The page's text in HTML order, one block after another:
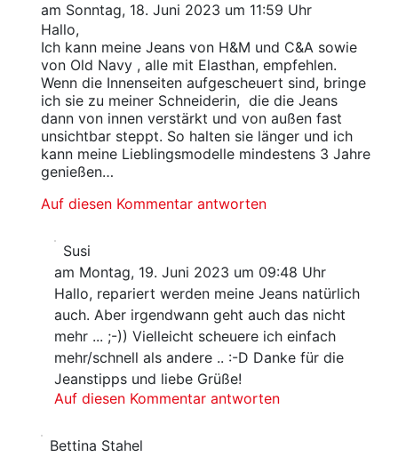
am Sonntag, 18. Juni 2023 um 11:59 Uhr
Hallo,
Ich kann meine Jeans von H&M und C&A sowie
von Old Navy , alle mit Elasthan, empfehlen.
Wenn die Innenseiten aufgescheuert sind, bringe
ich sie zu meiner Schneiderin, die die Jeans
dann von innen verstärkt und von außen fast
unsichtbar steppt. So halten sie länger und ich
kann meine Lieblingsmodelle mindestens 3 Jahre
genießen…
Auf diesen Kommentar antworten
Susi
am Montag, 19. Juni 2023 um 09:48 Uhr
Hallo, repariert werden meine Jeans natürlich
auch. Aber irgendwann geht auch das nicht
mehr ... ;-)) Vielleicht scheuere ich einfach
mehr/schnell als andere .. :-D Danke für die
Jeanstipps und liebe Grüße!
Auf diesen Kommentar antworten
Bettina Stahel